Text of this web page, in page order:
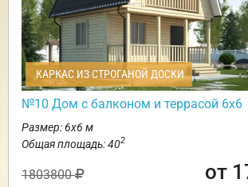
КАРКАС ИЗ СТРОГАНОЙ ДОСКИ
№10 Дом с балконом и террасой 6х6
Размер: 6х6 м
Общая площадь: 402
1803800 от